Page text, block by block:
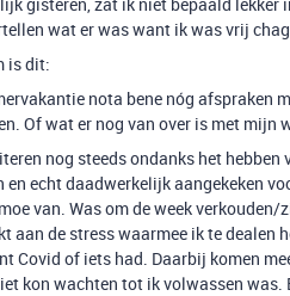
wat er was want ik was vrij
is dit:
nota bene nóg afspraken
Of wat er nog van over is met mijn
nog steeds ondanks het
en echt daadwerkelijk aangekeken
van. Was om de week
de stress waarmee ik te dealen
Covid of iets had. Daarbij komen
kon wachten tot ik volwassen was.